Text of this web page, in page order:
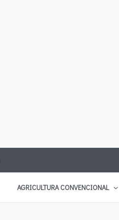
AGRICULTURA CONVENCIONAL